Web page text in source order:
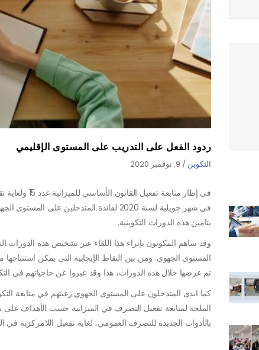
ردود الفعل على التدريب على المستوى الإقليمي
التكوين / 9. نوفمبر 2020
في إطار متابعة
تفعيل
في شهر جويلية لسنة 2020 لفائدة
بتامين هذه الدورات التكوينية.
وقد ساهم المكونون بإثراء هذا اللقاء عبر تشخيص هذه
المستوى الجهوي. ومن بين النقاط الإيجابية التي يمكن
تم عرضها خلال هذه الدورات، هذا وقد عبروا عن حاجياتهم في
كما ابدى المتدخلون على المستوى الجهوي رغبتهم في متابعة
الملحة لمتابعة تفعيل التصرف في الميزانية حسب الأهداف
بالأدوات الجديدة للتصرف العمومي، لغاية تفعيل اللامركزية في